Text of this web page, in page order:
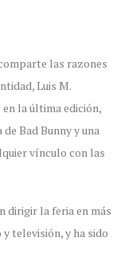
las razones
Luis M.
la última edición,
Bad Bunny y una
vínculo con las
dirigir la feria en más
televisión, y ha sido